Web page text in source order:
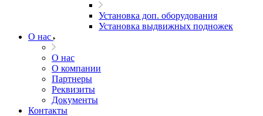
Установка доп. оборудования
Установка выдвижных подножек
О нас
О нас
О компании
Партнеры
Реквизиты
Документы
Контакты